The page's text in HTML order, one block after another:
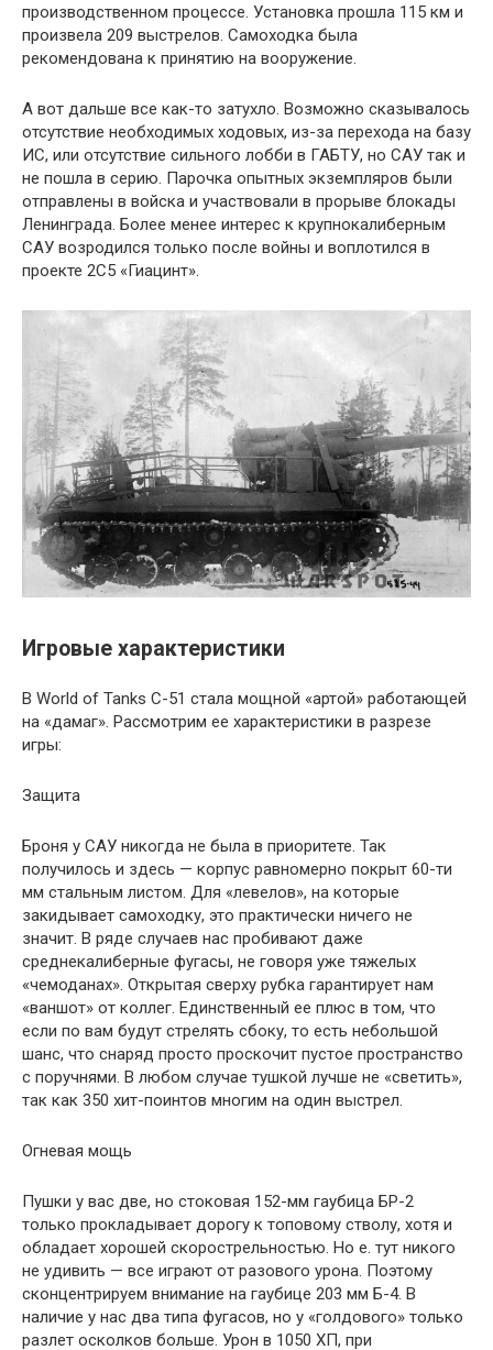
производственном процессе. Установка прошла 115 км и
произвела 209 выстрелов. Самоходка была
рекомендована к принятию на вооружение.
А вот дальше все как-то затухло. Возможно сказывалось
отсутствие необходимых ходовых, из-за перехода на базу
ИС, или отсутствие сильного лобби в ГАБТУ, но САУ так и
не пошла в серию. Парочка опытных экземпляров были
отправлены в войска и участвовали в прорыве блокады
Ленинграда. Более менее интерес к крупнокалиберным
САУ возродился только после войны и воплотился в
проекте 2С5 «Гиацинт».
Игровые характеристики
В World of Tanks С-51 стала мощной «артой» работающей
на «дамаг». Рассмотрим ее характеристики в разрезе
игры:
Защита
Броня у САУ никогда не была в приоритете. Так
получилось и здесь — корпус равномерно покрыт 60-ти
мм стальным листом. Для «левелов», на которые
закидывает самоходку, это практически ничего не
значит. В ряде случаев нас пробивают даже
среднекалиберные фугасы, не говоря уже тяжелых
«чемоданах». Открытая сверху рубка гарантирует нам
«ваншот» от коллег. Единственный ее плюс в том, что
если по вам будут стрелять сбоку, то есть небольшой
шанс, что снаряд просто проскочит пустое пространство
с поручнями. В любом случае тушкой лучше не «светить»,
так как 350 хит-поинтов многим на один выстрел.
Огневая мощь
Пушки у вас две, но стоковая 152-мм гаубица БР-2
только прокладывает дорогу к топовому стволу, хотя и
обладает хорошей скорострельностью. Но е. тут никого
не удивить — все играют от разового урона. Поэтому
сконцентрируем внимание на гаубице 203 мм Б-4. В
наличие у нас два типа фугасов, но у «голдового» только
разлет осколков больше. Урон в 1050 ХП, при